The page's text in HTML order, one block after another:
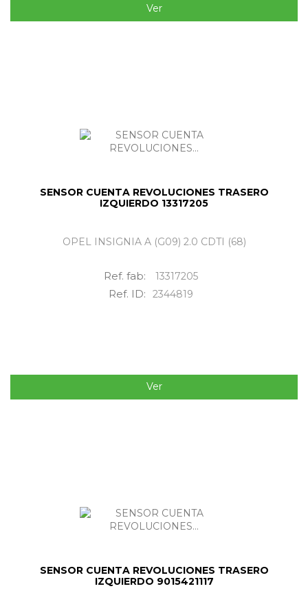
Ver
SENSOR CUENTA REVOLUCIONES TRASERO
IZQUIERDO 13317205
OPEL INSIGNIA A (G09) 2.0 CDTI (68)
Ref. fab: 13317205
Ref. ID: 2344819
Ver
SENSOR CUENTA REVOLUCIONES TRASERO
IZQUIERDO 9015421117